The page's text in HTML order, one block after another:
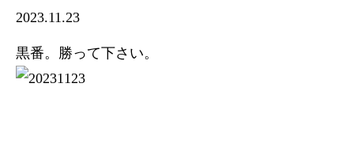
2023.11.23
黒番。勝って下さい。